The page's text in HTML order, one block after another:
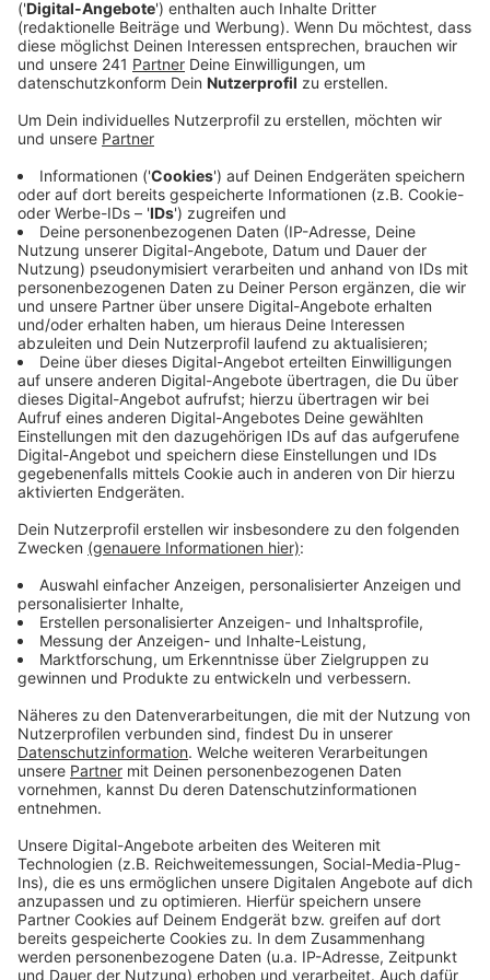
Veröffentlicht:Montag, 23.02.2026 15:42
Anzeige
wohl nicht immer gut aufsammeln. Wie die Stadt auf
unsere Nachfrage berichtet, ist sie an dem Thema
dran. Das Umweltamt fordert eine Stellungnahme und
Unterlagen von der Autobahn GmbH. Auch ein Vor-Ort-
Termin ist geplant. Je nach Ergebnis der Prüfung
werde man weitere Schritte einleiten, so die Stadt.
Wie die aussehen könnten, dazu hat sie nichts gesagt.
Anzeige
Weitere Meldungen aus Leverkusen?
Anzeige
Müllproblem an Containern: Das plant die Stadt
Leverkusen
Zonta Club Leverkusen verleiht Preis für engagierte
Frauen
Oberbürgermeister will Finanzlage zur Chefsache
machen